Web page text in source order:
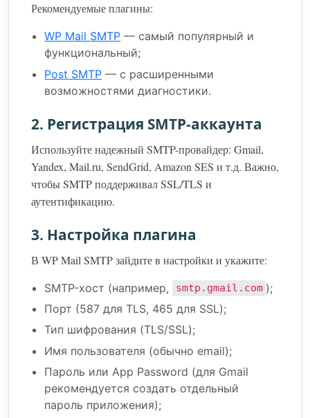
Рекомендуемые плагины:
WP Mail SMTP — самый популярный и
функциональный;
Post SMTP — с расширенными
возможностями диагностики.
2. Регистрация SMTP-аккаунта
Используйте надежный SMTP-провайдер: Gmail,
Yandex, Mail.ru, SendGrid, Amazon SES и т.д. Важно,
чтобы SMTP поддерживал SSL/TLS и
аутентификацию.
3. Настройка плагина
В WP Mail SMTP зайдите в настройки и укажите:
SMTP-хост (например, smtp.gmail.com );
Порт (587 для TLS, 465 для SSL);
Тип шифрования (TLS/SSL);
Имя пользователя (обычно email);
Пароль или App Password (для Gmail
рекомендуется создать отдельный
пароль приложения);